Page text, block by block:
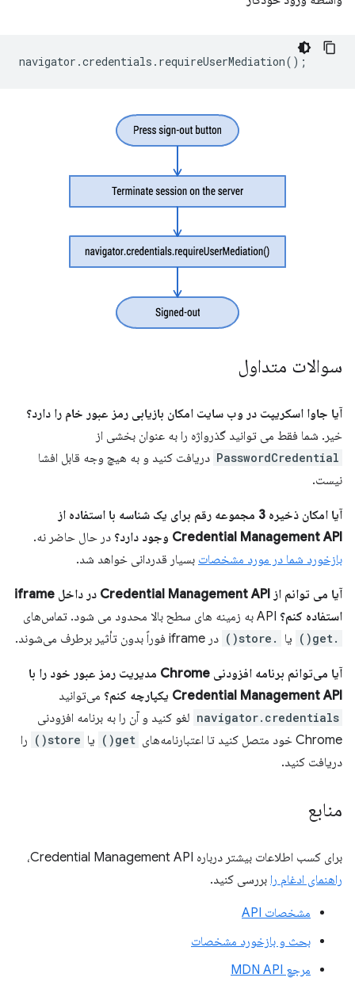
navigator .credentials . requireUserMediation();
سوالات متداول
آیا جاوا اسکریپت در وب سایت امکان بازیابی رمز عبور خام را دارد؟
خیر. شما فقط می توانید گذرواژه را به عنوان بخشی از
PasswordCredential دریافت کنید و به هیچ وجه قابل افشا
نیست.
آیا امکان ذخیره 3 مجموعه رقم برای یک شناسه با استفاده از
Credential Management API وجود دارد؟
در حال حاضر نه.
بازخورد شما در مورد مشخصات بسیار قدردانی خواهد شد.
آیا می توانم از Credential Management API در داخل iframe
استفاده کنم؟
.get() یا .store() در iframe فوراً بدون تأثیر برطرف می‌شوند.
آیا می‌توانم برنامه افزودنی Chrome مدیریت رمز عبور خود را با
Credential Management API یکپارچه کنم؟
می‌توانید
navigator.credentials لغو کنید و آن را به برنامه افزودنی
Chrome خود متصل کنید تا اعتبارنامه‌های
get() یا store()
را
دریافت کنید.
منابع
برای کسب اطلاعات بیشتر درباره Credential Management API،
راهنمای ادغام را بررسی کنید.
مشخصات API
بحث و بازخورد مشخصات
مرجع MDN API